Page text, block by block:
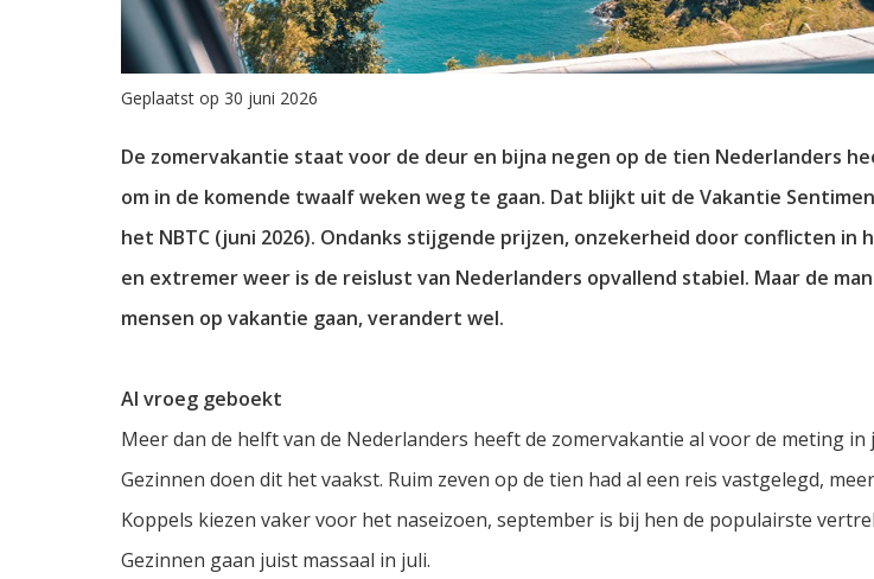
Geplaatst op 30 juni 2026
De zomervakantie staat voor de deur en bijna negen op de tien Nederlanders
om in de komende twaalf weken weg te gaan. Dat blijkt uit de Vakantie
het NBTC (juni 2026). Ondanks stijgende prijzen, onzekerheid door conflicten in
en extremer weer is de reislust van Nederlanders opvallend stabiel. Maar de
mensen op vakantie gaan, verandert wel.
Al vroeg geboekt
Meer dan de helft van de Nederlanders heeft de zomervakantie al voor de meting in
Gezinnen doen dit het vaakst. Ruim zeven op de tien had al een reis vastgelegd,
Koppels kiezen vaker voor het naseizoen, september is bij hen de populairste
Gezinnen gaan juist massaal in juli.